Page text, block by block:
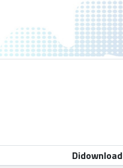
Didownload